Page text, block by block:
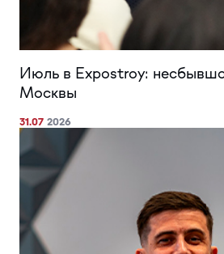
Июль в Expostroy:
Москвы
31.07 2026